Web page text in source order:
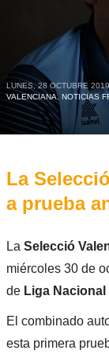
LUNES, 28 OCTUBRE 2019
VALENCIANA, NOTICIAS
La
a prueba
La Selecció
miércoles 30 de
de Liga Nacional
El combinado
esta primera